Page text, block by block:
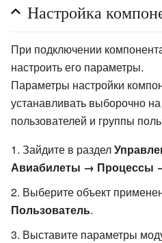
Настройка
При подключении
настроить его параметры.
Параметры настройки
устанавливать выборочно
пользователей и группы
Зайдите в раздел
Авиабилеты → Процессы
Выберите объект
Пользователь.
Выставите параметры